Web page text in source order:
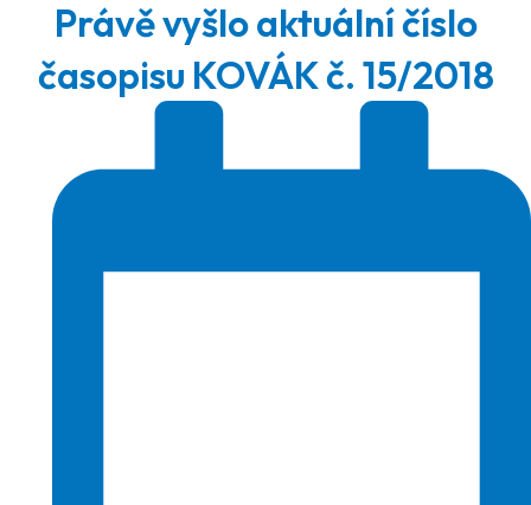
Právě vyšlo aktuální číslo
časopisu KOVÁK č. 15/2018